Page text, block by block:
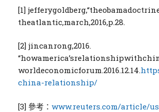
[1]
theatlantic,march,2016,p.28.
[2] jincanrong,2016.
worldeconomicforum.2016.12.14.
china-relationship/
[3] 參考： www.reuters.com/article/